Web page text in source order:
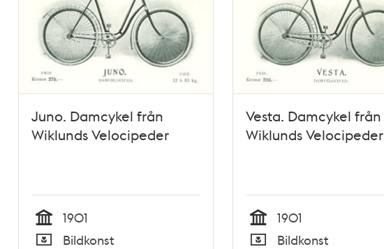
Juno. Damcykel från
Wiklunds Velocipeder
Tid
1901
Bildkonst
Vesta. Damcykel från
Wiklunds Velocipeder
Tid
1901
Bildkonst